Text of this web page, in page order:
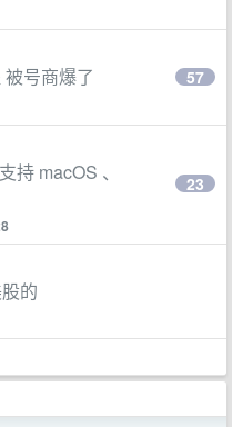
号商爆了 57
持 macOS 、
23
的